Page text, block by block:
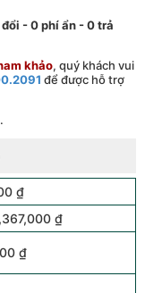
- 0 phí ẩn - 0 trả
khảo, quý khách vui
để được hỗ trợ
.
₫
₫
₫